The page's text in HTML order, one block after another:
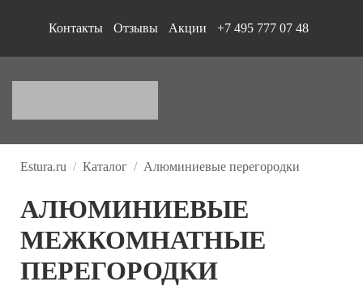
Контакты Отзывы Акции +7 495 777 07 48
Estura.ru / Каталог /Алюминиевые перегородки
АЛЮМИНИЕВЫЕ
МЕЖКОМНАТНЫЕ
ПЕРЕГОРОДКИ